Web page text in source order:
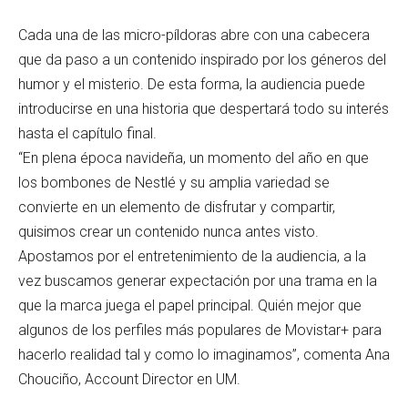
Cada una de las micro-píldoras abre con una cabecera
que da paso a un contenido inspirado por los géneros del
humor y el misterio. De esta forma, la audiencia puede
introducirse en una historia que despertará todo su interés
hasta el capítulo final.
“En plena época navideña, un momento del año en que
los bombones de Nestlé y su amplia variedad se
convierte en un elemento de disfrutar y compartir,
quisimos crear un contenido nunca antes visto.
Apostamos por el entretenimiento de la audiencia, a la
vez buscamos generar expectación por una trama en la
que la marca juega el papel principal. Quién mejor que
algunos de los perfiles más populares de Movistar+ para
hacerlo realidad tal y como lo imaginamos”, comenta Ana
Chouciño, Account Director en UM.